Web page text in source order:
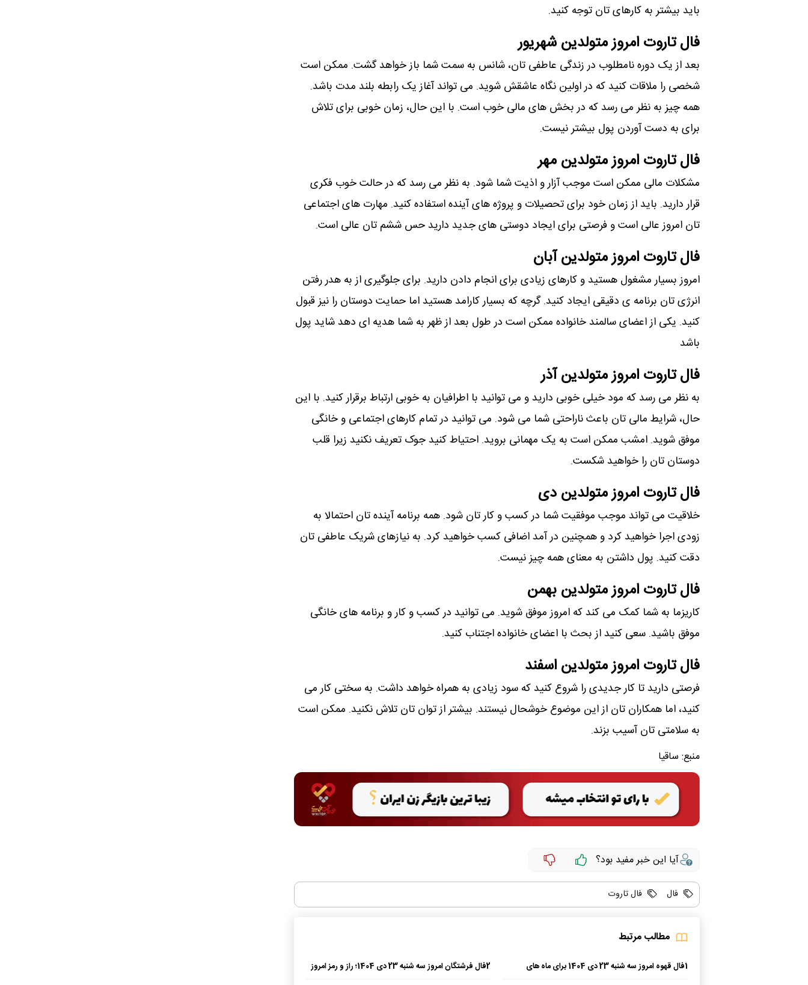
باید بیشتر به کارهای تان توجه کنید.
فال تاروت امروز متولدین شهریور
بعد از یک دوره نامطلوب در زندگی عاطفی تان، شانس به سمت شما باز خواهد گشت. ممکن است
شخصی را ملاقات کنید که در اولین نگاه عاشقش شوید. می تواند آغاز یک رابطه بلند مدت باشد.
همه چیز به نظر می رسد که در بخش های مالی خوب است. با این حال، زمان خوبی برای تلاش
برای به دست آوردن پول بیشتر نیست.
فال تاروت امروز متولدین مهر
مشکلات مالی ممکن است موجب آزار و اذیت شما شود. به نظر می رسد که در حالت خوب فکری
قرار دارید. باید از زمان خود برای تحصیلات و پروژه های آینده استفاده کنید. مهارت های اجتماعی
تان امروز عالی است و فرصتی برای ایجاد دوستی های جدید دارید حس ششم تان عالی است.
فال تاروت امروز متولدین آبان
امروز بسیار مشغول هستید و کارهای زیادی برای انجام دادن دارید. برای جلوگیری از به هدر رفتن
انرژی تان برنامه ی دقیقی ایجاد کنید. گرچه که بسیار کارامد هستید اما حمایت دوستان را نیز قبول
کنید. یکی از اعضای سالمند خانواده ممکن است در طول بعد از ظهر به شما هدیه ای دهد شاید پول
باشد
فال تاروت امروز متولدین آذر
به نظر می رسد که مود خیلی خوبی دارید و می توانید با اطرافیان به خوبی ارتباط برقرار کنید. با این
حال، شرایط مالی تان باعث ناراحتی شما می شود. می توانید در تمام کارهای اجتماعی و خانگی
موفق شوید. امشب ممکن است به یک مهمانی بروید. احتیاط کنید جوک تعریف نکنید زیرا قلب
دوستان تان را خواهید شکست.
فال تاروت امروز متولدین دی
خلاقیت می تواند موجب موفقیت شما در کسب و کار تان شود. همه برنامه آینده تان احتمالا به
زودی اجرا خواهید کرد و همچنین در آمد اضافی کسب خواهید کرد. به نیازهای شریک عاطفی تان
دقت کنید. پول داشتن به معنای همه چیز نیست.
فال تاروت امروز متولدین بهمن
کاریزما به شما کمک می کند که امروز موفق شوید. می توانید در کسب و کار و برنامه های خانگی
موفق باشید. سعی کنید از بحث با اعضای خانواده اجتناب کنید.
فال تاروت امروز متولدین اسفند
فرصتی دارید تا کار جدیدی را شروع کنید که سود زیادی به همراه خواهد داشت. به سختی کار می
کنید، اما همکاران تان از این موضوع خوشحال نیستند. بیشتر از توان تان تلاش نکنید. ممکن است
به سلامتی تان آسیب بزند.
منبع: ساقیا
آیا این خبر مفید بود؟
فال فال تاروت
مطالب مرتبط
1
فال قهوه امروز سه شنبه 23 دی 1404 برای ماه های
2فال فرشتگان امروز سه شنبه 23 دی 1404؛ راز و رمز امروز